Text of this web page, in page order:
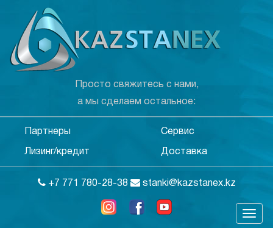
Просто свяжитесь с нами,
а мы сделаем остальное:
Партнеры Сервис
Лизинг/кредит Доставка
+7 771 780-28-38 stanki@kazstanex.kz